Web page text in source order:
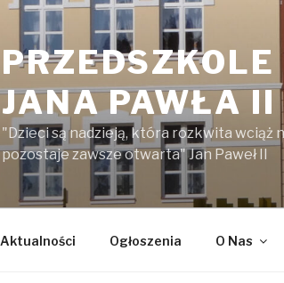
JANA PAWŁA
"Dzieci są nadzieją, która rozkwita wciąż
pozostaje zawsze otwarta" Jan Paweł II
Aktualności Ogłoszenia O Nas